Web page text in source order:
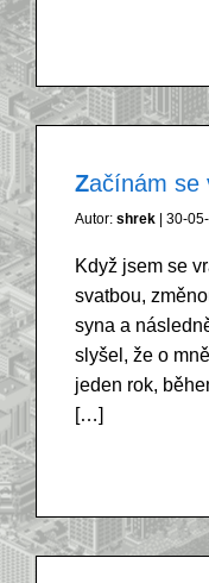
Začínám
Autor: shrek| 30-05-
Když jsem se
svatbou,
syna a
slyšel, že o
jeden rok,
[…]